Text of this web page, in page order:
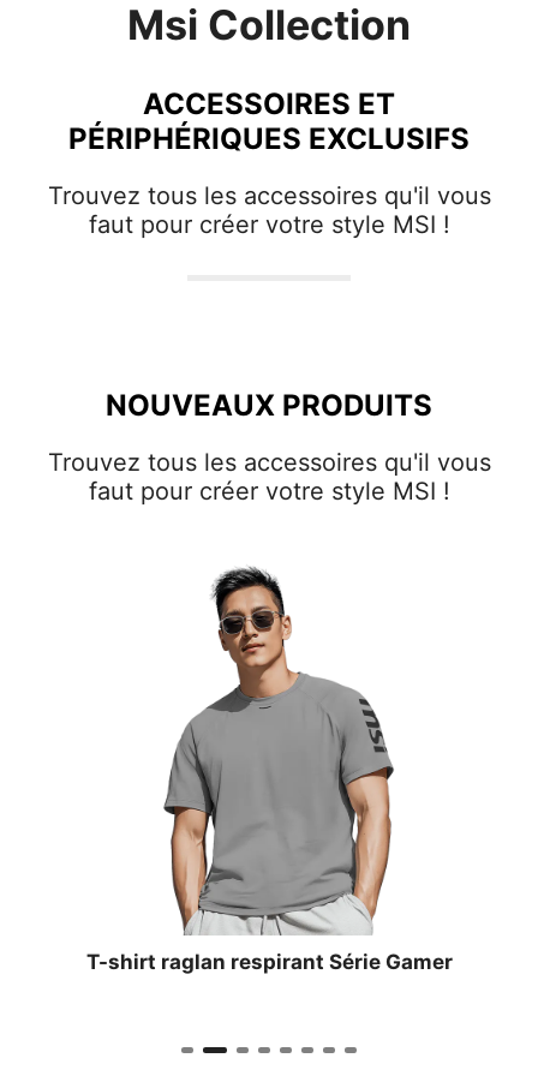
Msi Collection
ACCESSOIRES ET
PÉRIPHÉRIQUES EXCLUSIFS
Trouvez tous les accessoires qu'il vous
faut pour créer votre style MSI !
NOUVEAUX PRODUITS
Trouvez tous les accessoires qu'il vous
faut pour créer votre style MSI !
T-shirt raglan respirant Série Gamer